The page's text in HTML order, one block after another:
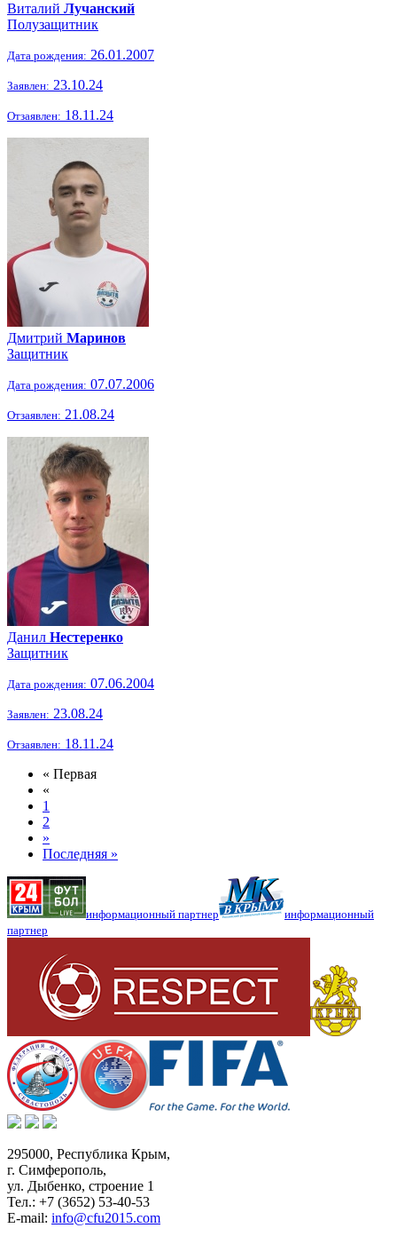
Виталий Лучанский
Полузащитник
Дата рождения: 26.01.2007
Заявлен: 23.10.24
Отзаявлен: 18.11.24
Дмитрий Маринов
Защитник
Дата рождения: 07.07.2006
Отзаявлен: 21.08.24
Данил Нестеренко
Защитник
Дата рождения: 07.06.2004
Заявлен: 23.08.24
Отзаявлен: 18.11.24
« Первая
«
1
2
»
Последняя »
информационный партнер
информационный
партнер
295000, Республика Крым,
г. Симферополь,
ул. Дыбенко, строение 1
Тел.: +7 (3652) 53-40-53
E-mail: info@cfu2015.com